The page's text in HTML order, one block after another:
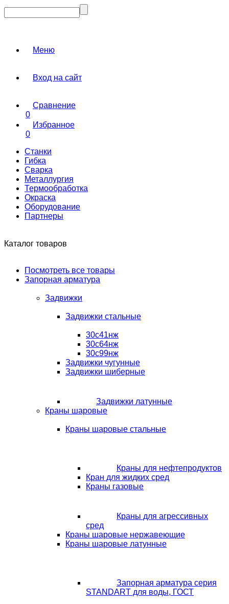
Меню
Вход на сайт
Сравнение
0
Избранное
0
Станки
Гибка
Сварка
Металлургия
Термообработка
Окраска
Оборудование
Партнеры
Каталог товаров
Посмотреть все товары
Запорная арматура
Задвижки
Задвижки стальные
30с41нж
30с64нж
30с99нж
Задвижки чугунные
Задвижки шиберные
Задвижки латунные
Краны шаровые
Краны шаровые стальные
Краны для нефтепродуктов
Кран для жидких сред
Краны газовые
Краны для агрессивных
сред
Краны шаровые нержавеющие
Краны шаровые латунные
Запорная арматура серия
STANDART для воды, ГОСТ